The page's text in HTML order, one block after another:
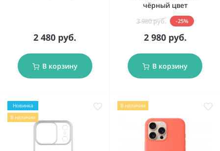
2 480 руб.
В корзину
чёрный цвет
3 980 руб. -25%
2 980 руб.
В корзину
Новинка
В наличии
В наличии